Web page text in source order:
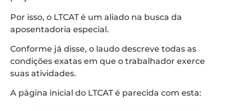
Por isso, o LTCAT é um aliado na busca da
aposentadoria especial.
Conforme já disse, o laudo descreve todas as
condições exatas em que o trabalhador exerce
suas atividades.
A página inicial do LTCAT é parecida com esta: